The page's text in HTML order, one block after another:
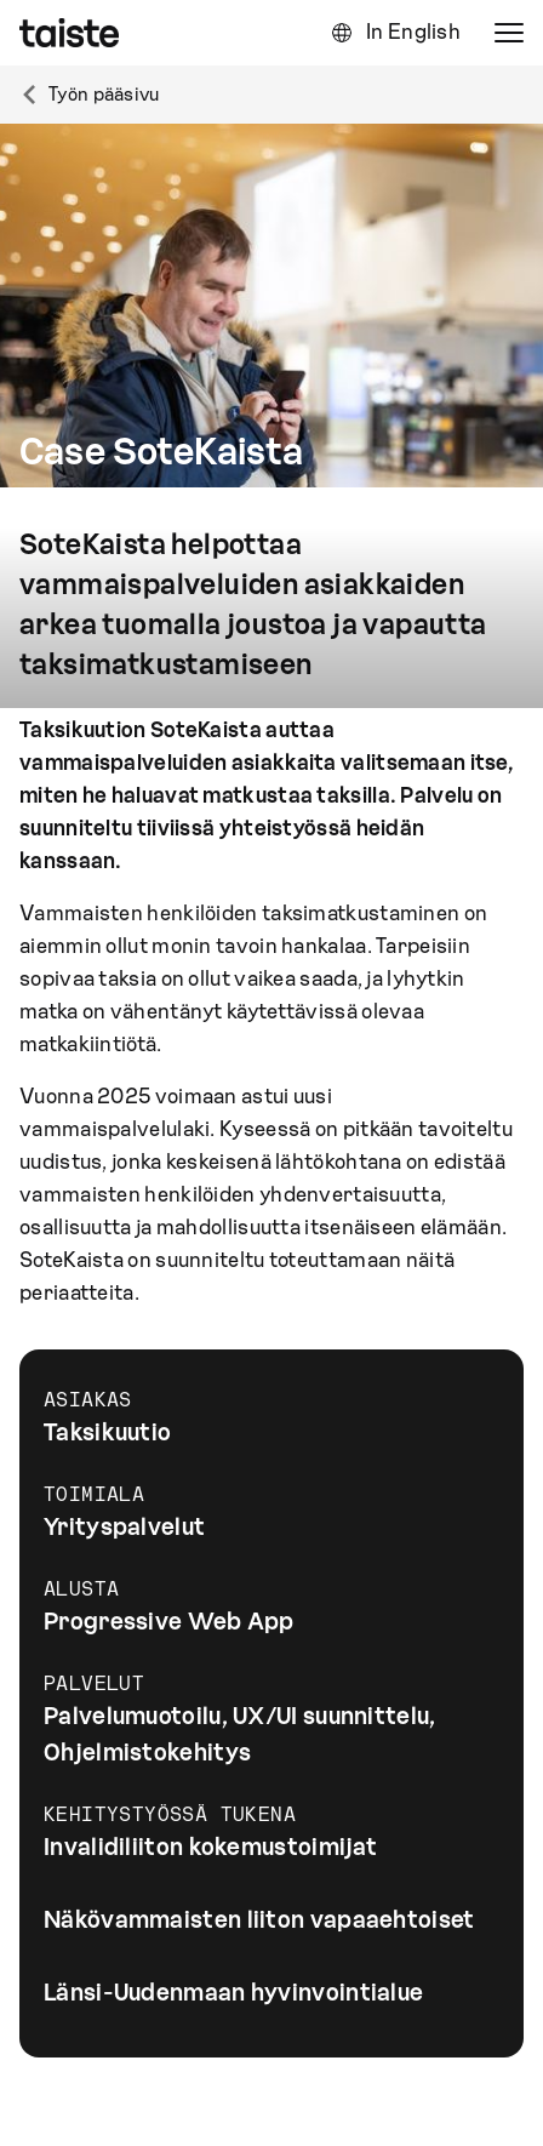
In English
Työn pääsivu
Case SoteKaista
SoteKaista helpottaa
vammaispalveluiden asiakkaiden
arkea tuomalla joustoa ja vapautta
taksimatkustamiseen
Taksikuution SoteKaista auttaa
vammaispalveluiden asiakkaita valitsemaan itse,
miten he haluavat matkustaa taksilla. Palvelu on
suunniteltu tiiviissä yhteistyössä heidän
kanssaan.
Vammaisten henkilöiden taksimatkustaminen on
aiemmin ollut monin tavoin hankalaa. Tarpeisiin
sopivaa taksia on ollut vaikea saada, ja lyhytkin
matka on vähentänyt käytettävissä olevaa
matkakiintiötä.
Vuonna 2025 voimaan astui uusi
vammaispalvelulaki. Kyseessä on pitkään tavoiteltu
uudistus, jonka keskeisenä lähtökohtana on edistää
vammaisten henkilöiden yhdenvertaisuutta,
osallisuutta ja mahdollisuutta itsenäiseen elämään.
SoteKaista on suunniteltu toteuttamaan näitä
periaatteita.
ASIAKAS
Taksikuutio
TOIMIALA
Yrityspalvelut
ALUSTA
Progressive Web App
PALVELUT
Palvelumuotoilu, UX/UI suunnittelu,
Ohjelmistokehitys
KEHITYSTYÖSSÄ TUKENA
Invalidiliiton kokemustoimijat
Näkövammaisten liiton vapaaehtoiset
Länsi-Uudenmaan hyvinvointialue